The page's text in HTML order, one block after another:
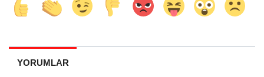
YORUMLAR